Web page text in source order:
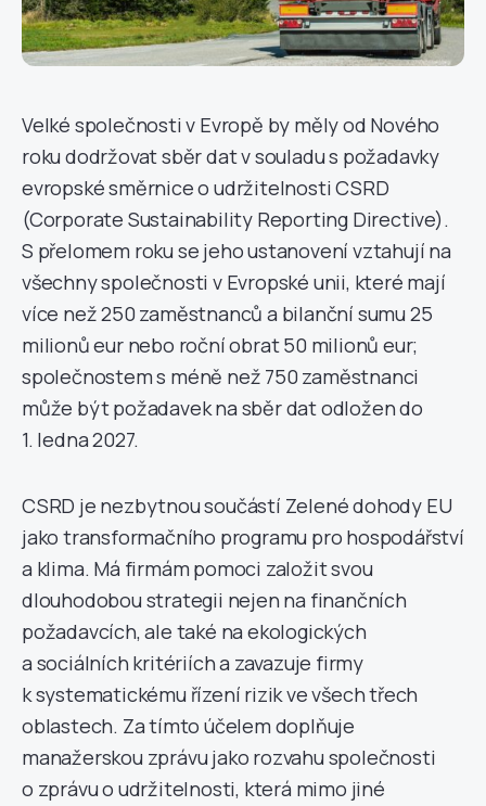
Velké společnosti v Evropě by měly od Nového
roku dodržovat sběr dat v souladu s požadavky
evropské směrnice o udržitelnosti CSRD
(Corporate Sustainability Reporting Directive).
S přelomem roku se jeho ustanovení vztahují na
všechny společnosti v Evropské unii, které mají
více než 250 zaměstnanců a bilanční sumu 25
milionů eur nebo roční obrat 50 milionů eur;
společnostem s méně než 750 zaměstnanci
může být požadavek na sběr dat odložen do
1. ledna 2027.
CSRD je nezbytnou součástí Zelené dohody EU
jako transformačního programu pro hospodářství
a klima. Má firmám pomoci založit svou
dlouhodobou strategii nejen na finančních
požadavcích, ale také na ekologických
a sociálních kritériích a zavazuje firmy
k systematickému řízení rizik ve všech třech
oblastech. Za tímto účelem doplňuje
manažerskou zprávu jako rozvahu společnosti
o zprávu o udržitelnosti, která mimo jiné